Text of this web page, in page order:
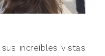
increíbles vistas